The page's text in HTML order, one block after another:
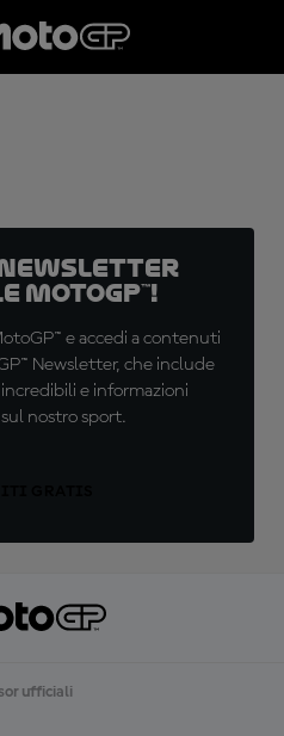
e accedi a contenuti
Newsletter, che include
e informazioni
nostro sport.
ufficiali